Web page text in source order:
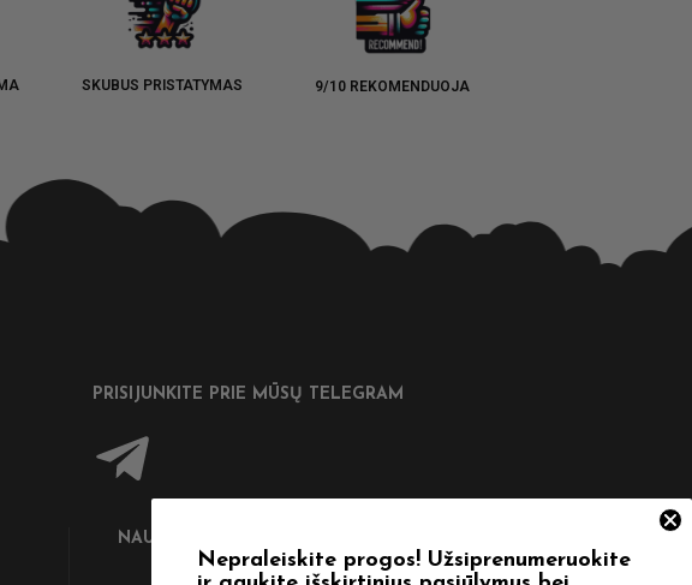
SKUBUS PRISTATYMAS 9/10 REKOMENDUOJA
PRISIJUNKITE PRIE MŪSŲ TELEGRAM
NAUDINGOS NUORODOS
Nepraleiskite progos! Užsiprenumeruokite